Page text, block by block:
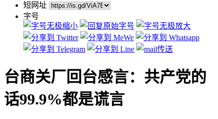
短网址
字号
台商关厂回台感言：共产党的
话99.9%都是谎言